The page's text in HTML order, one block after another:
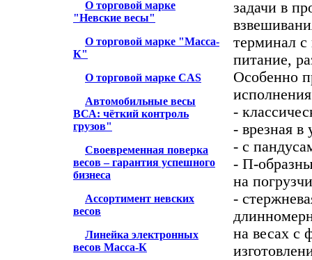
О торговой марке
"Невские весы"
О торговой марке "Масса-
К"
О торговой марке CAS
Автомобильные весы
ВСА: чёткий контроль
грузов"
Своевременная поверка
весов – гарантия успешного
бизнеса
Ассортимент невских
весов
Линейка электронных
весов Масса-К
задачи в
терминал
питание,
Особенно
-
- врезная в
- с
- П-
на
-
на весах с